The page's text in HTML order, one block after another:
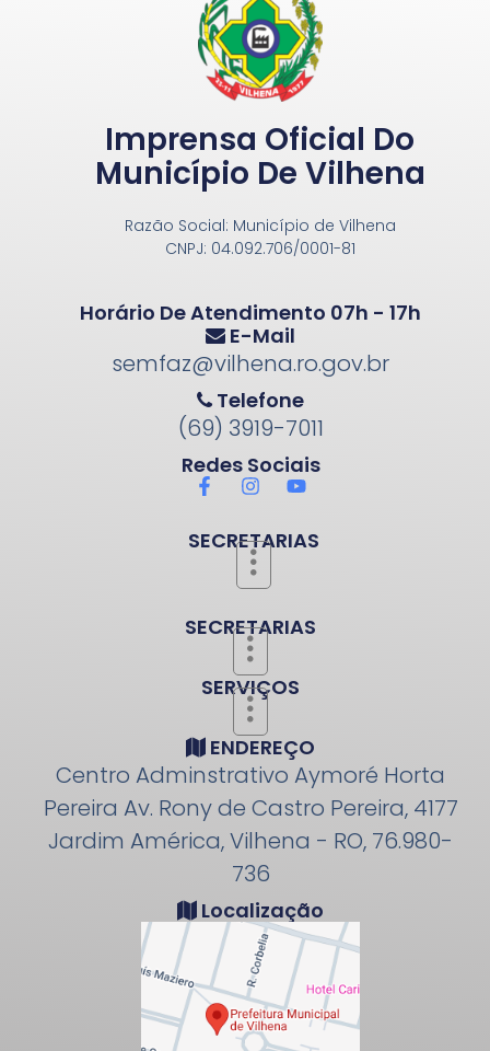
Imprensa Oficial Do
Município De Vilhena
Razão Social: Município de Vilhena
CNPJ: 04.092.706/0001-81
Horário De Atendimento 07h - 17h
E-Mail
semfaz@vilhena.ro.gov.br
Telefone
(69) 3919-7011
Redes Sociais
SECRETARIAS
SECRETARIAS
SERVIÇOS
ENDEREÇO
Centro Adminstrativo Aymoré Horta
Pereira Av. Rony de Castro Pereira, 4177
Jardim América, Vilhena - RO, 76.980-
736
Localização